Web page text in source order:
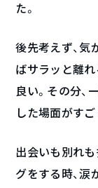
た。
後先考えず、気
ばサラッと離れ
良い。その分、
した場面がすご
出会いも別れも
グをする時、